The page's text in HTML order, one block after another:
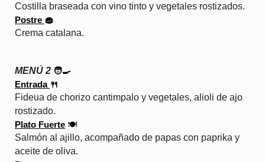
Costilla braseada con vino tinto y vegetales rostizados.
Postre 🧁
Crema catalana.
MENÚ 2 🧑‍🍳
Entrada 🍴
Fideua de chorizo cantimpalo y vegetales, alioli de ajo
rostizado.
Plato Fuerte 🍽️
Salmón al ajillo, acompañado de papas con paprika y
aceite de oliva.